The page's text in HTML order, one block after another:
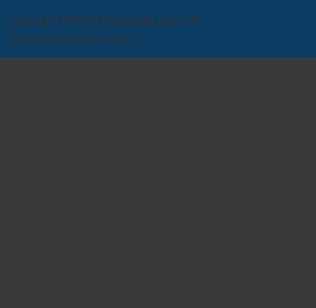
Copyright 2026 © Bản quyền thuộc về
muabannhasaigon.com